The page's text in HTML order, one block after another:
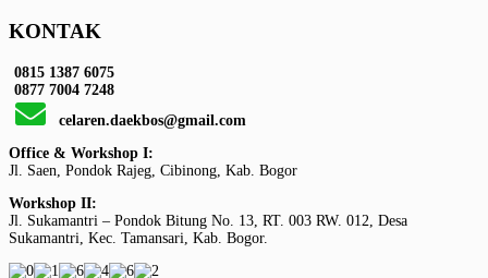
KONTAK
0815 1387 6075
0877 7004 7248
celaren.daekbos@gmail.com
Office & Workshop I:
Jl. Saen, Pondok Rajeg, Cibinong, Kab. Bogor
Workshop II:
Jl. Sukamantri – Pondok Bitung No. 13, RT. 003 RW. 012, Desa
Sukamantri, Kec. Tamansari, Kab. Bogor.